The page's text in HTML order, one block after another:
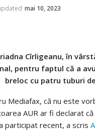
mai 10, 2023
Cîrligeanu, în
pentru faptul că a
breloc cu patru tuburi
Mediafax, că nu este
AUR ar fi declarat
participat recent, a scris